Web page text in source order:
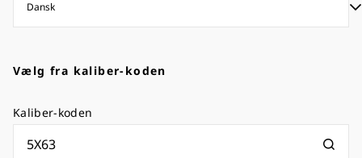
Vælg fra kaliber-koden
Kaliber-koden